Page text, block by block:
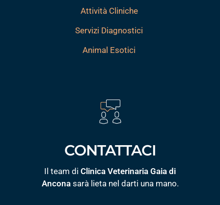
Attività Cliniche
Servizi Diagnostici
Animal Esotici
CONTATTACI
Il team di Clinica Veterinaria Gaia di
Anconasarà lieta nel darti una mano.